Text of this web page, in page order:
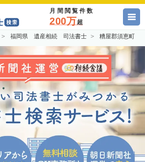
月間閲覧件数
200万超
福岡県 遺産相続 司法書士 糟屋郡須恵町